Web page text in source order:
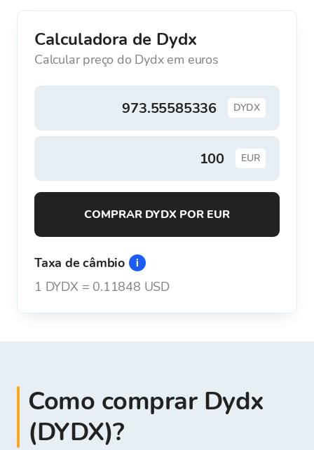
Calculadora de Dydx
Calcular preço do Dydx em euros
DYDX
EUR
COMPRAR DYDX POR EUR
Taxa de câmbio
1 DYDX = 0.11848 USD
Como comprar Dydx
(DYDX)?